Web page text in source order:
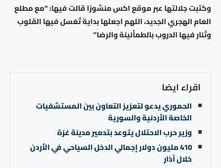
وكتبت جلالتها عبر موقع اكس منشورًا قالت فيها: “مع مطلع
العام الهجري الجديد، اللهم اجعلها بداية تُغسل فيها القلوب
وتُنار فيها الدروب بالطمأنينة والرضا”
اقراء ايضا
الحموري يدعو لتعزيز التعاون بين المستشفيات
الخاصة الأردنية والسورية
وزير حرب الاحتلال يتوعد بتدمير مدينة غزة
410 مليون دولار إجمالي الدخل السياحي في الأردن
خلال آذار